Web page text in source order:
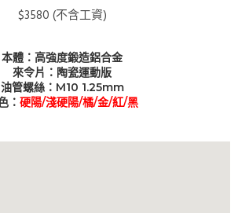
$3580 (不含工資)
本體：高強度鍛造鋁合金
來令片：陶瓷運動版
油管螺絲：M10 1.25mm
： 硬陽/淺硬陽/橘/金/紅/黑